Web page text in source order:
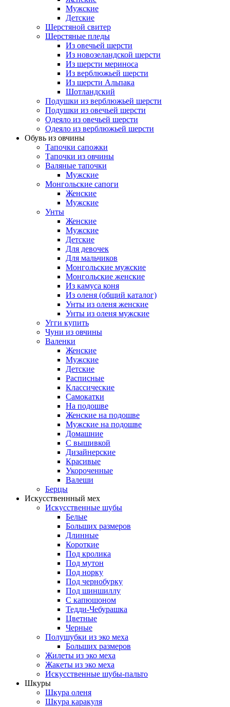
Мужские
Детские
Шерстяной свитер
Шерстяные пледы
Из овечьей шерсти
Из новозеландской шерсти
Из шерсти мериноса
Из верблюжьей шерсти
Из шерсти Альпака
Шотландский
Подушки из верблюжьей шерсти
Подушки из овечьей шерсти
Одеяло из овечьей шерсти
Одеяло из верблюжьей шерсти
Обувь из овчины
Тапочки сапожки
Тапочки из овчины
Валяные тапочки
Мужские
Монгольские сапоги
Женские
Мужские
Унты
Женские
Мужские
Детские
Для девочек
Для мальчиков
Монгольские мужские
Монгольские женские
Из камуса коня
Из оленя (общий каталог)
Унты из оленя женские
Унты из оленя мужские
Угги купить
Чуни из овчины
Валенки
Женские
Мужские
Детские
Расписные
Классические
Самокатки
На подошве
Женские на подошве
Мужские на подошве
Домашние
С вышивкой
Дизайнерские
Красивые
Укороченные
Валеши
Берцы
Искусственнный мех
Искусственные шубы
Белые
Больших размеров
Длинные
Короткие
Под кролика
Под мутон
Под норку
Под чернобурку
Под шиншиллу
С капюшоном
Тедди-Чебурашка
Цветные
Черные
Полушубки из эко меха
Больших размеров
Жилеты из эко меха
Жакеты из эко меха
Искусственные шубы-пальто
Шкуры
Шкура оленя
Шкура каракуля